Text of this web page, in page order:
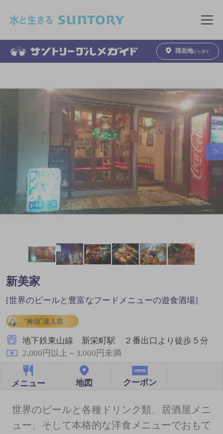
メニュ
現在地から探す
新美家
[世界のビールと豊富なフードメニューの遊食酒場]
地下鉄東山線 新栄町駅 ２番出口より徒歩５分
2,000円以上～3,000円未満
メニュー 地図 クーポン
世界のビールと各種ドリンク類、居酒屋メニ
ュー、そして本格的な洋食メニューでおもて